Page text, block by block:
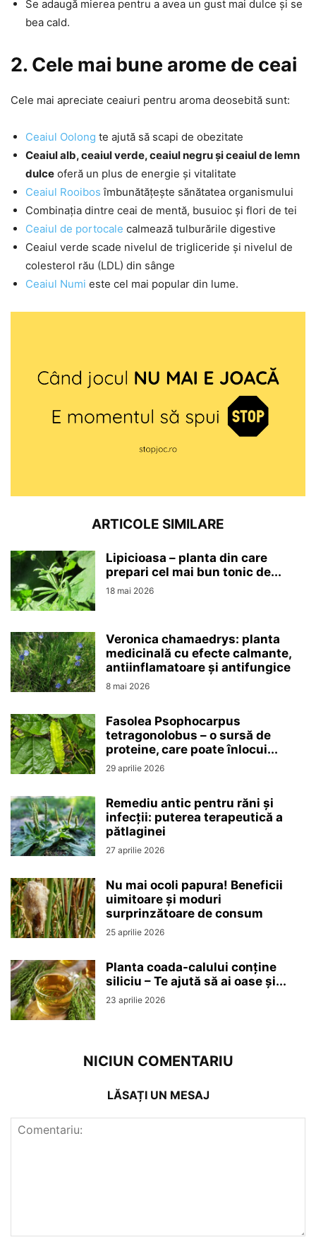
Se adaugă mierea pentru a avea un gust mai dulce și se
bea cald.
2. Cele mai bune arome de ceai
Cele mai apreciate ceaiuri pentru aroma deosebită sunt:
Ceaiul Oolong te ajută să scapi de obezitate
Ceaiul alb, ceaiul verde, ceaiul negru și ceaiul de lemn
dulce oferă un plus de energie și vitalitate
Ceaiul Rooibos îmbunătățește sănătatea organismului
Combinația dintre ceai de mentă, busuioc și flori de tei
Ceaiul de portocale calmează tulburările digestive
Ceaiul verde scade nivelul de trigliceride și nivelul de
colesterol rău (LDL) din sânge
Ceaiul Numi este cel mai popular din lume.
ARTICOLE SIMILARE
Lipicioasa – planta din care
prepari cel mai bun tonic de...
18 mai 2026
Veronica chamaedrys: planta
medicinală cu efecte calmante,
antiinflamatoare și antifungice
8 mai 2026
Fasolea Psophocarpus
tetragonolobus – o sursă de
proteine, care poate înlocui...
29 aprilie 2026
Remediu antic pentru răni și
infecții: puterea terapeutică a
pătlaginei
27 aprilie 2026
Nu mai ocoli papura! Beneficii
uimitoare și moduri
surprinzătoare de consum
25 aprilie 2026
Planta coada-calului conține
siliciu – Te ajută să ai oase și...
23 aprilie 2026
NICIUN COMENTARIU
LĂSAȚI UN MESAJ